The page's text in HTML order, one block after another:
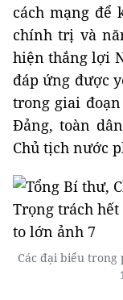
cách mạng để
chính trị và
hiện thắng lợi
đáp ứng được
trong giai
Đảng, toàn
Chủ tịch nước
Các đại biểu trong